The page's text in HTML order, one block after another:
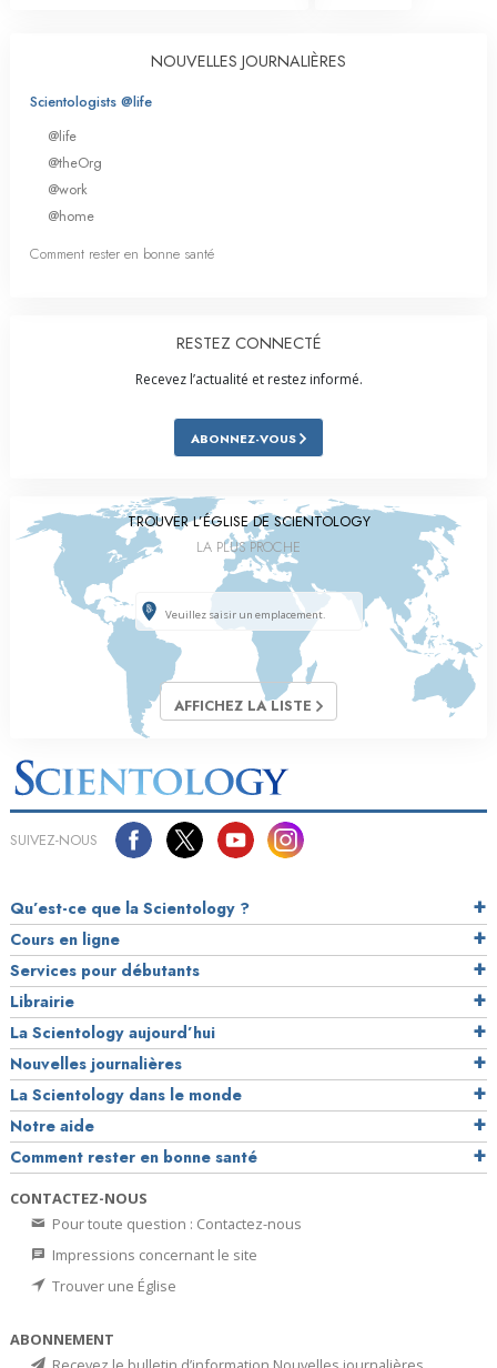
NOUVELLES JOURNALIÈRES
Scientologists @life
@life
@theOrg
@work
@home
Comment rester en bonne santé
RESTEZ CONNECTÉ
Recevez l’actualité et restez informé.
ABONNEZ-VOUS
TROUVER L’ÉGLISE DE SCIENTOLOGY
LA PLUS PROCHE
AFFICHEZ LA LISTE
SUIVEZ-NOUS
Qu’est-ce que la Scientology ?
Cours en ligne
Services pour débutants
Librairie
La Scientology aujourd’hui
Nouvelles journalières
La Scientology dans le monde
Notre aide
Comment rester en bonne santé
CONTACTEZ-NOUS
Pour toute question : Contactez-nous
Impressions concernant le site
Trouver une Église
ABONNEMENT